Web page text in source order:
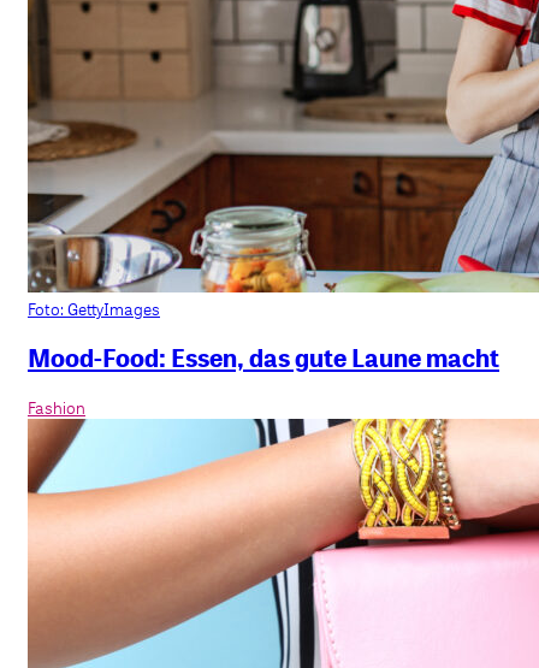
Foto: GettyImages
Mood-Food: Essen, das gute Laune macht
Fashion